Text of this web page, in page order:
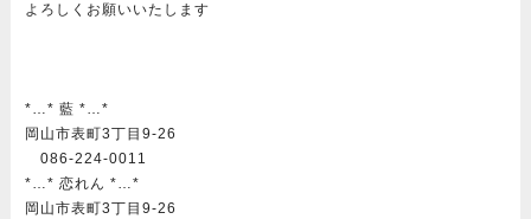
よろしくお願いいたします
*…* 藍 *…*
岡山市表町3丁目9-26
086-224-0011
*…* 恋れん *…*
岡山市表町3丁目9-26